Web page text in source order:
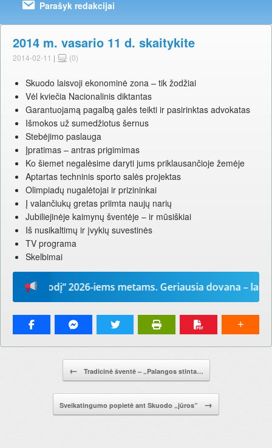
Parašyk redakcijai
2014 m. vasario 11 d. skaitykite
2014-02-11 | (0)
Skuodo laisvoji ekonominė zona – tik žodžiai
Vėl kviečia Nacionalinis diktantas
Garantuojamą pagalbą galės teikti ir pasirinktas advokatas
Išmokos už sumedžiotus šernus
Stebėjimo paslauga
Įpratimas – antras prigimimas
Ko šiemet negalėsime daryti jums priklausančioje žemėje
Aptartas techninis sporto salės projektas
Olimpiadų nugalėtojai ir prizininkai
Į valančiukų gretas priimta naujų narių
Jubiliejinėje kaimynų šventėje – ir mūsiškiai
Iš nusikaltimų ir įvykių suvestinės
TV programa
Skelbimai
žodį“ 2026-iems metams. Geriausia dovana –
Pranešimo navigacija.
← Tradicinė šventė – „Palangos stinta…
Sveikatingumo popietė ant Skuodo „jūros” →